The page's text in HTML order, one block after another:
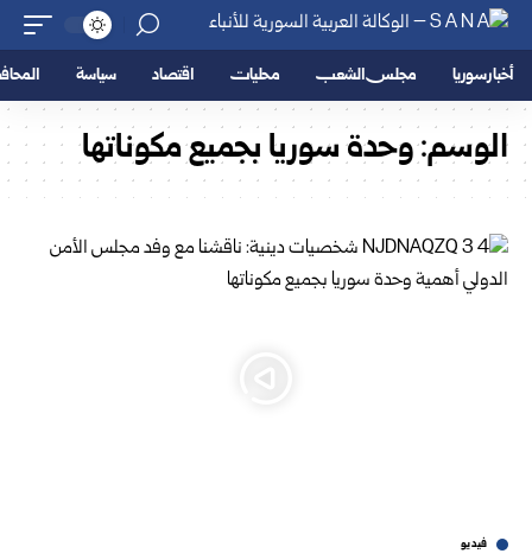
أخبار سوريا مجلس الشعب محليات اقتصاد سياسة
الوسم:وحدة سوريا بجميع مكوناتها
فيديو